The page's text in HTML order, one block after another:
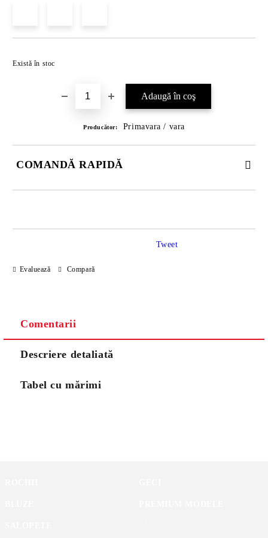
Există în stoc
Producător: Primavara / vara
COMANDĂ RAPIDĂ
Evaluează Compară
Tweet
Comentarii
Descriere detaliată
Tabel cu mărimi